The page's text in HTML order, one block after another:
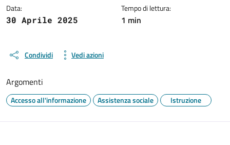
Data:
30 Aprile 2025
Tempo di lettura:
1 min
Condividi Vedi azioni
Argomenti
Accesso all'informazione Assistenza sociale Istruzione